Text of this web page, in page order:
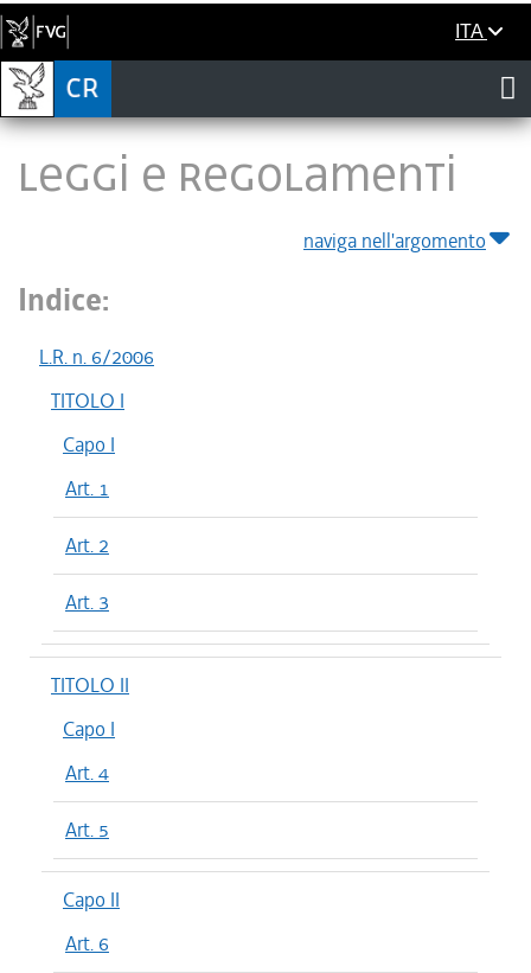
ITA
LEGGI E REGOLAMENTI
naviga nell'argomento
Indice:
L.R. n. 6/2006
TITOLO I
Capo I
Art. 1
Art. 2
Art. 3
TITOLO II
Capo I
Art. 4
Art. 5
Capo II
Art. 6